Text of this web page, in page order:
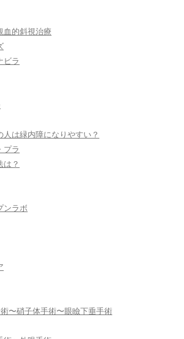
血的斜視治療
ラ
は緑内障になりやすい？
ラ
は？
ンラボ
〜硝子体手術〜眼瞼下垂手術